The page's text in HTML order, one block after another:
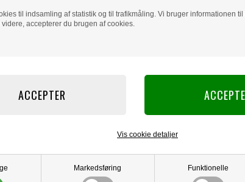
til indsamling af statistik og til trafikmåling. Vi bruger informationen
videre, accepterer du brugen af cookies.
Markedsføring Funktionelle
Vis cookie detaljer